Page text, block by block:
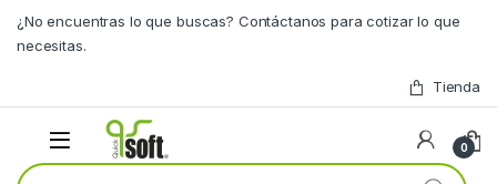
¿No encuentras lo que buscas? Contáctanos para cotizar lo que
necesitas.
Tienda
0
Buscar por: